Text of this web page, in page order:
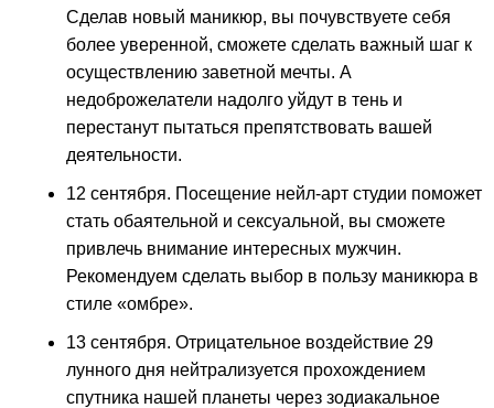
Сделав новый маникюр, вы почувствуете себя
более уверенной, сможете сделать важный шаг к
осуществлению заветной мечты. А
недоброжелатели надолго уйдут в тень и
перестанут пытаться препятствовать вашей
деятельности.
12 сентября. Посещение нейл-арт студии поможет
стать обаятельной и сексуальной, вы сможете
привлечь внимание интересных мужчин.
Рекомендуем сделать выбор в пользу маникюра в
стиле «омбре».
13 сентября. Отрицательное воздействие 29
лунного дня нейтрализуется прохождением
спутника нашей планеты через зодиакальное